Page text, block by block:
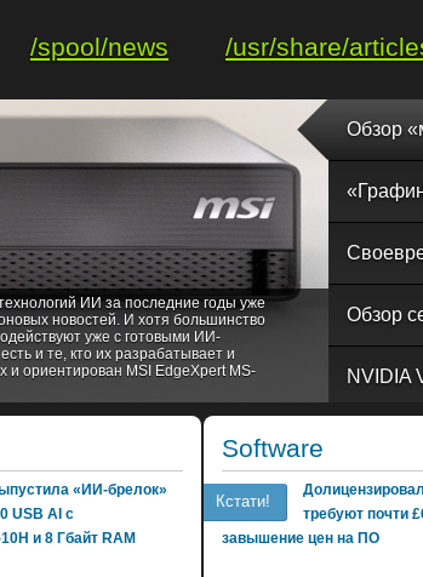
/spool/news /usr/share/
ИИ за последние годы уже
новостей. И хотя большинство
уже с готовыми ИИ-
и те, кто их разрабатывает и
и ориентирован MSI EdgeXpert MS-
«ИИ-брелок»
USB AI с
и 8 Гбайт RAM
Software
Кстати!
требуют почти
завышение цен на ПО